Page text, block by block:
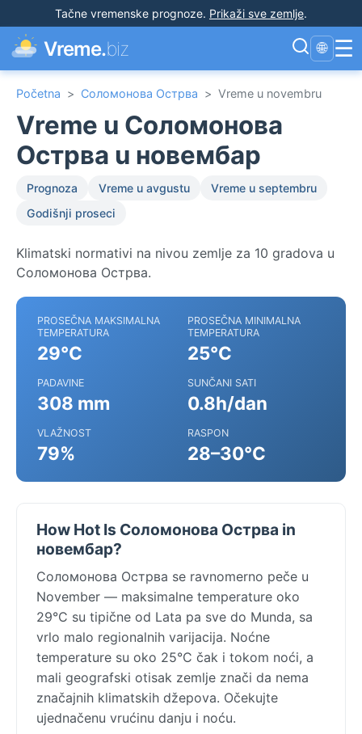
Tačne vremenske prognoze. Prikaži sve zemlje.
Vreme.biz 🌐 ☰
Početna > Соломонова Острва > Vreme u novembru
Vreme u Соломонова
Острва u новембар
Prognoza Vreme u avgustu
Vreme u septembru
Godišnji proseci
Klimatski normativi na nivou zemlje za 10 gradova u
Соломонова Острва.
PROSEČNA MAKSIMALNA
TEMPERATURA
29°C
PROSEČNA MINIMALNA
TEMPERATURA
25°C
PADAVINE
308 mm
SUNČANI SATI
0.8h/dan
VLAŽNOST
79%
RASPON
28–30°C
How Hot Is Соломонова Острва in
новембар?
Соломонова Острва se ravnomerno peče u
November — maksimalne temperature oko
29°C su tipične od Lata pa sve do Munda, sa
vrlo malo regionalnih varijacija. Noćne
temperature su oko 25°C čak i tokom noći, a
mali geografski otisak zemlje znači da nema
značajnih klimatskih džepova. Očekujte
ujednačenu vrućinu danju i noću.